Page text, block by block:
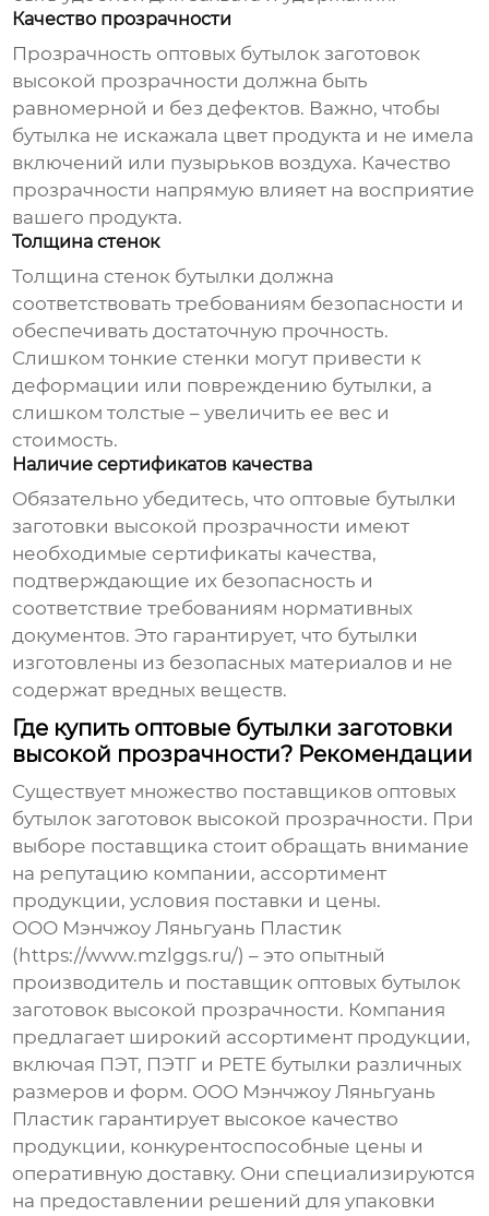
Качество прозрачности
Прозрачность оптовых бутылок заготовок
высокой прозрачности должна быть
равномерной и без дефектов. Важно, чтобы
бутылка не искажала цвет продукта и не имела
включений или пузырьков воздуха. Качество
прозрачности напрямую влияет на восприятие
вашего продукта.
Толщина стенок
Толщина стенок бутылки должна
соответствовать требованиям безопасности и
обеспечивать достаточную прочность.
Слишком тонкие стенки могут привести к
деформации или повреждению бутылки, а
слишком толстые – увеличить ее вес и
стоимость.
Наличие сертификатов качества
Обязательно убедитесь, что оптовые бутылки
заготовки высокой прозрачности имеют
необходимые сертификаты качества,
подтверждающие их безопасность и
соответствие требованиям нормативных
документов. Это гарантирует, что бутылки
изготовлены из безопасных материалов и не
содержат вредных веществ.
Где купить оптовые бутылки заготовки
высокой прозрачности? Рекомендации
Существует множество поставщиков оптовых
бутылок заготовок высокой прозрачности. При
выборе поставщика стоит обращать внимание
на репутацию компании, ассортимент
продукции, условия поставки и цены.
ООО Мэнчжоу Ляньгуань Пластик
(https://www.mzlggs.ru/) – это опытный
производитель и поставщик оптовых бутылок
заготовок высокой прозрачности. Компания
предлагает широкий ассортимент продукции,
включая ПЭТ, ПЭТГ и PETE бутылки различных
размеров и форм. ООО Мэнчжоу Ляньгуань
Пластик гарантирует высокое качество
продукции, конкурентоспособные цены и
оперативную доставку. Они специализируются
на предоставлении решений для упаковки